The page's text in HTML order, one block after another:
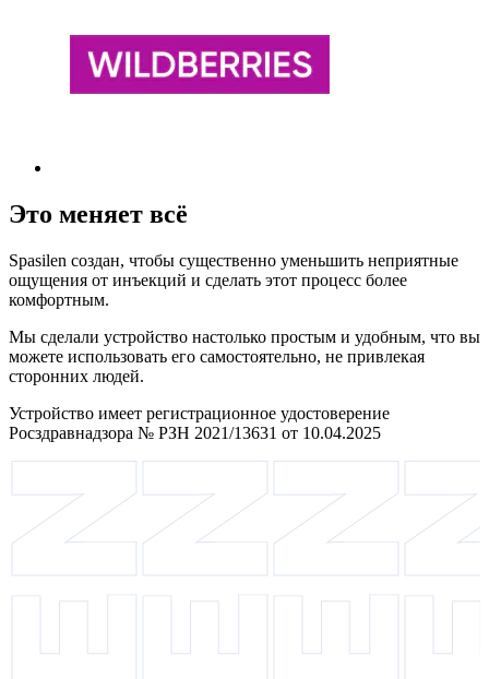
Это меняет всё
Spasilen создан, чтобы существенно уменьшить неприятные
ощущения от инъекций и сделать этот процесс более
комфортным.
Мы сделали устройство настолько простым и удобным, что вы
можете использовать его самостоятельно, не привлекая
сторонних людей.
Устройство имеет регистрационное удостоверение
Росздравнадзора № РЗН 2021/13631 от 10.04.2025